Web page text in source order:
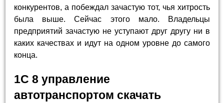
конкурентов, а побеждал зачастую тот, чья хитрость
была выше. Сейчас этого мало. Владельцы
предприятий зачастую не уступают друг другу ни в
каких качествах и идут на одном уровне до самого
конца.
1С 8 управление
автотранспортом скачать